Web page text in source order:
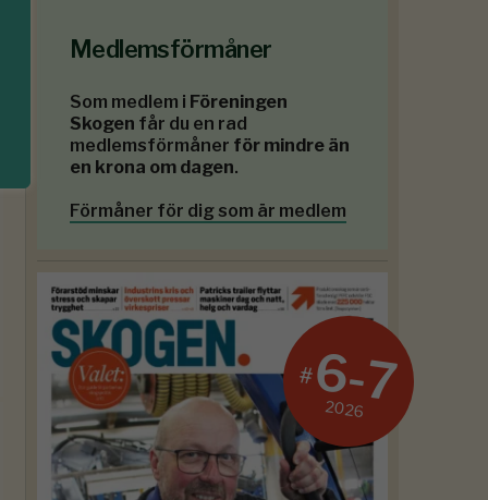
Medlemsförmåner
Som medlem i Föreningen
Skogen får du en rad
medlemsförmåner för mindre än
en krona om dagen.
Förmåner för dig som är medlem
#6-7
2026